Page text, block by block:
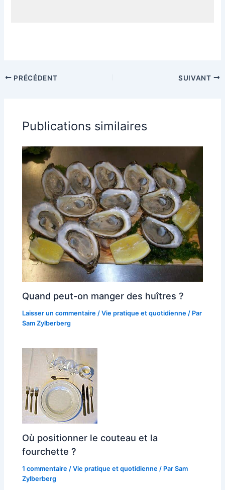
PRÉCÉDENT SUIVANT
Publications similaires
Quand peut-on manger des huîtres ?
Laisser un commentaire /Vie pratique et quotidienne / Par
Sam Zylberberg
Où positionner le couteau et la
fourchette ?
1 commentaire /Vie pratique et quotidienne / ParSam
Zylberberg